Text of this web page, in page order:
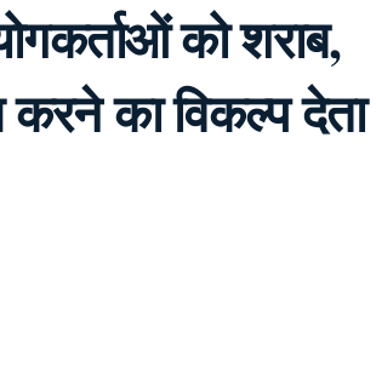
को शराब,
का विकल्प देता